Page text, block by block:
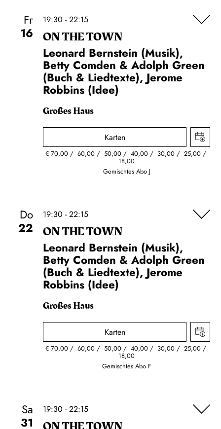
Fr
16
19:30 - 22:15
ON THE TOWN
Leonard Bernstein (Musik),
Betty Comden & Adolph Green
(Buch & Liedtexte), Jerome
Robbins (Idee)
Großes Haus
Karten
€ 70,00 60,00 50,00 40,00 30,00 25,00
18,00
Gemischtes Abo J
Do
22
19:30 - 22:15
ON THE TOWN
Leonard Bernstein (Musik),
Betty Comden & Adolph Green
(Buch & Liedtexte), Jerome
Robbins (Idee)
Großes Haus
Karten
€ 70,00 60,00 50,00 40,00 30,00 25,00
18,00
Gemischtes Abo F
Sa
31
19:30 - 22:15